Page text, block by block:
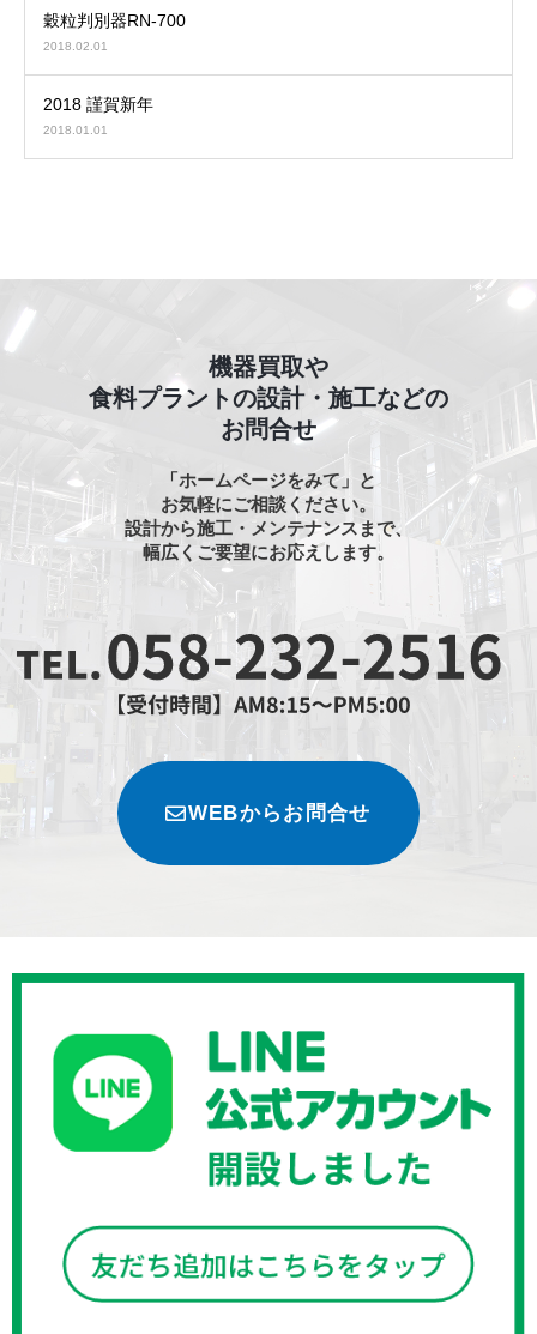
穀粒判別器RN-700
2018.02.01
2018 謹賀新年
2018.01.01
機器買取や
食料プラントの設計・施工などの
お問合せ
「ホームページをみて」と
お気軽にご相談ください。
設計から施工・メンテナンスまで、
幅広くご要望にお応えします。
WEBからお問合せ